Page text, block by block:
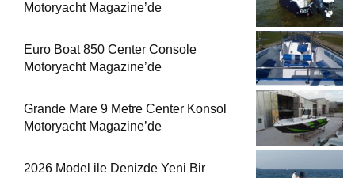
Motoryacht Magazine’de
Euro Boat 850 Center Console
Motoryacht Magazine’de
Grande Mare 9 Metre Center Konsol
Motoryacht Magazine’de
2026 Model ile Denizde Yeni Bir